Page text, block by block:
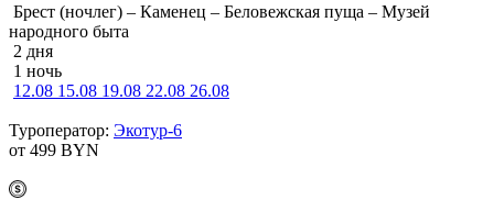
Брест (ночлег) – Каменец – Беловежская пуща – Музей
народного быта
2 дня
1 ночь
12.08 15.08 19.08 22.08 26.08
Туроператор: Экотур-6
от 499 BYN